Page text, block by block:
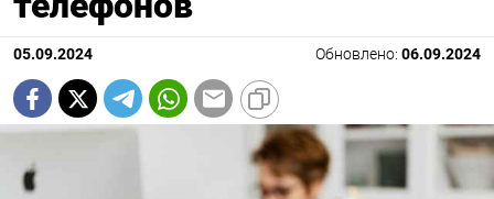
05.09.2024 Обновлено: 06.09.2024